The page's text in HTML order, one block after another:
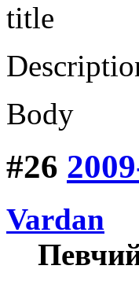
title
Body
#26
Vardan